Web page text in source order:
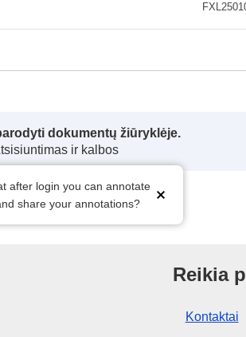
dokumentų žiūryklėje.
ir kalbos
after login you can annotate
share your annotations?
leidinių biurasReikia
Kontaktai